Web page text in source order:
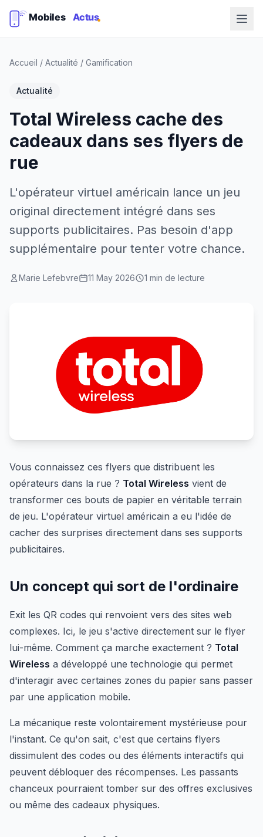
Accueil / Actualité / Gamification
Actualité
Total Wireless cache des
cadeaux dans ses flyers de
rue
L'opérateur virtuel américain lance un jeu
original directement intégré dans ses
supports publicitaires. Pas besoin d'app
supplémentaire pour tenter votre chance.
Marie Lefebvre 11 May 2026 1 min de lecture
Vous connaissez ces flyers que distribuent les
opérateurs dans la rue ? Total Wireless vient de
transformer ces bouts de papier en véritable terrain
de jeu. L'opérateur virtuel américain a eu l'idée de
cacher des surprises directement dans ses supports
publicitaires.
Un concept qui sort de l'ordinaire
Exit les QR codes qui renvoient vers des sites web
complexes. Ici, le jeu s'active directement sur le flyer
lui-même. Comment ça marche exactement ? Total
Wireless a développé une technologie qui permet
d'interagir avec certaines zones du papier sans passer
par une application mobile.
La mécanique reste volontairement mystérieuse pour
l'instant. Ce qu'on sait, c'est que certains flyers
dissimulent des codes ou des éléments interactifs qui
peuvent débloquer des récompenses. Les passants
chanceux pourraient tomber sur des offres exclusives
ou même des cadeaux physiques.